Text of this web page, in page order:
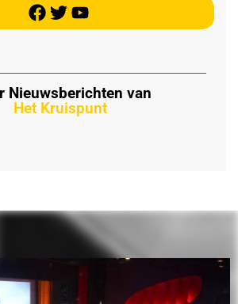
Nieuwsberichten van
Het Kruispunt